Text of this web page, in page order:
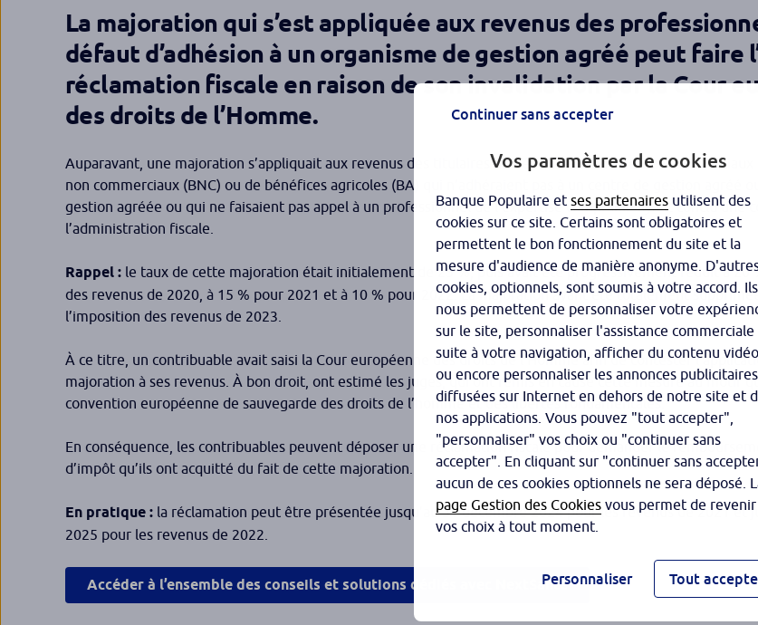
La majoration qui s’est appliquée aux revenus des
défaut d’adhésion à un organisme de gestion agréé peut faire
réclamation fiscale en raison de son invalidation par la Cour
des droits de l’Homme.
Auparavant, une majoration s’appliquait aux revenus des titulaires de bénéfices industriels et commerciaux
non commerciaux (BNC) ou de bénéfices agricoles (BA) qui n’adhéraient pas à un centre de gestion agréé
gestion agréée ou qui ne faisaient pas appel à un professionnel de l’expertise comptable ayant conclu une
l’administration fiscale.
Rappel : le taux de cette majoration était initialement de 25 %, puis avait été progressivement réduit à 20
des revenus de 2020, à 15 % pour 2021 et à 10 % pour 2022. La majoration ayant été totalement
l’imposition des revenus de 2023.
À ce titre, un contribuable avait saisi la Cour européenne des droits de l’Homme afin de contester
majoration à ses revenus. À bon droit, ont estimé les juges, qui ont remis en cause cette mesure au motif
convention européenne de sauvegarde des droits de l’homme et des libertés fondamentales.
En conséquence, les contribuables peuvent déposer une réclamation fiscale pour demander le
d’impôt qu’ils ont acquitté du fait de cette majoration.
En pratique : la réclamation peut être présentée jusqu’au 31 décembre 2024 pour les revenus de 2021 et
2025 pour les revenus de 2022.
Accéder à l’ensemble des conseils et solutions dédiés avec NextSanté
Continuer sans accepter
Vos paramètres de cookies
Banque Populaire et ses partenaires utilisent des
cookies sur ce site. Certains sont obligatoires et
permettent le bon fonctionnement du site et la
mesure d'audience de manière anonyme.
cookies, optionnels, sont soumis à votre accord. Ils
nous permettent de personnaliser votre
sur le site, personnaliser l'assistance commerciale
suite à votre navigation, afficher du contenu vidéo,
ou encore personnaliser les annonces publicitaires
diffusées sur Internet en dehors de notre site et
nos applications. Vous pouvez "tout accepter",
"personnaliser" vos choix ou "continuer sans
accepter". En cliquant sur "continuer sans
aucun de ces cookies optionnels ne sera déposé.
page Gestion des Cookies vous permet de
vos choix à tout moment.
Personnaliser Tout